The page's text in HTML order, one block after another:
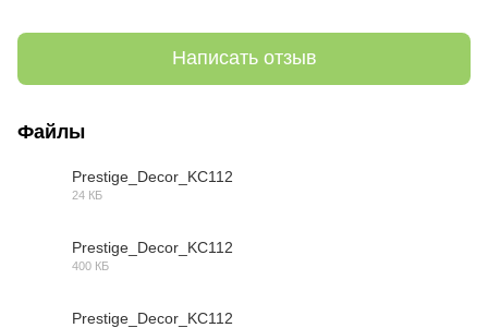
Написать отзыв
Файлы
Prestige_Decor_KC112
24 КБ
Prestige_Decor_KC112
400 КБ
Prestige_Decor_KC112